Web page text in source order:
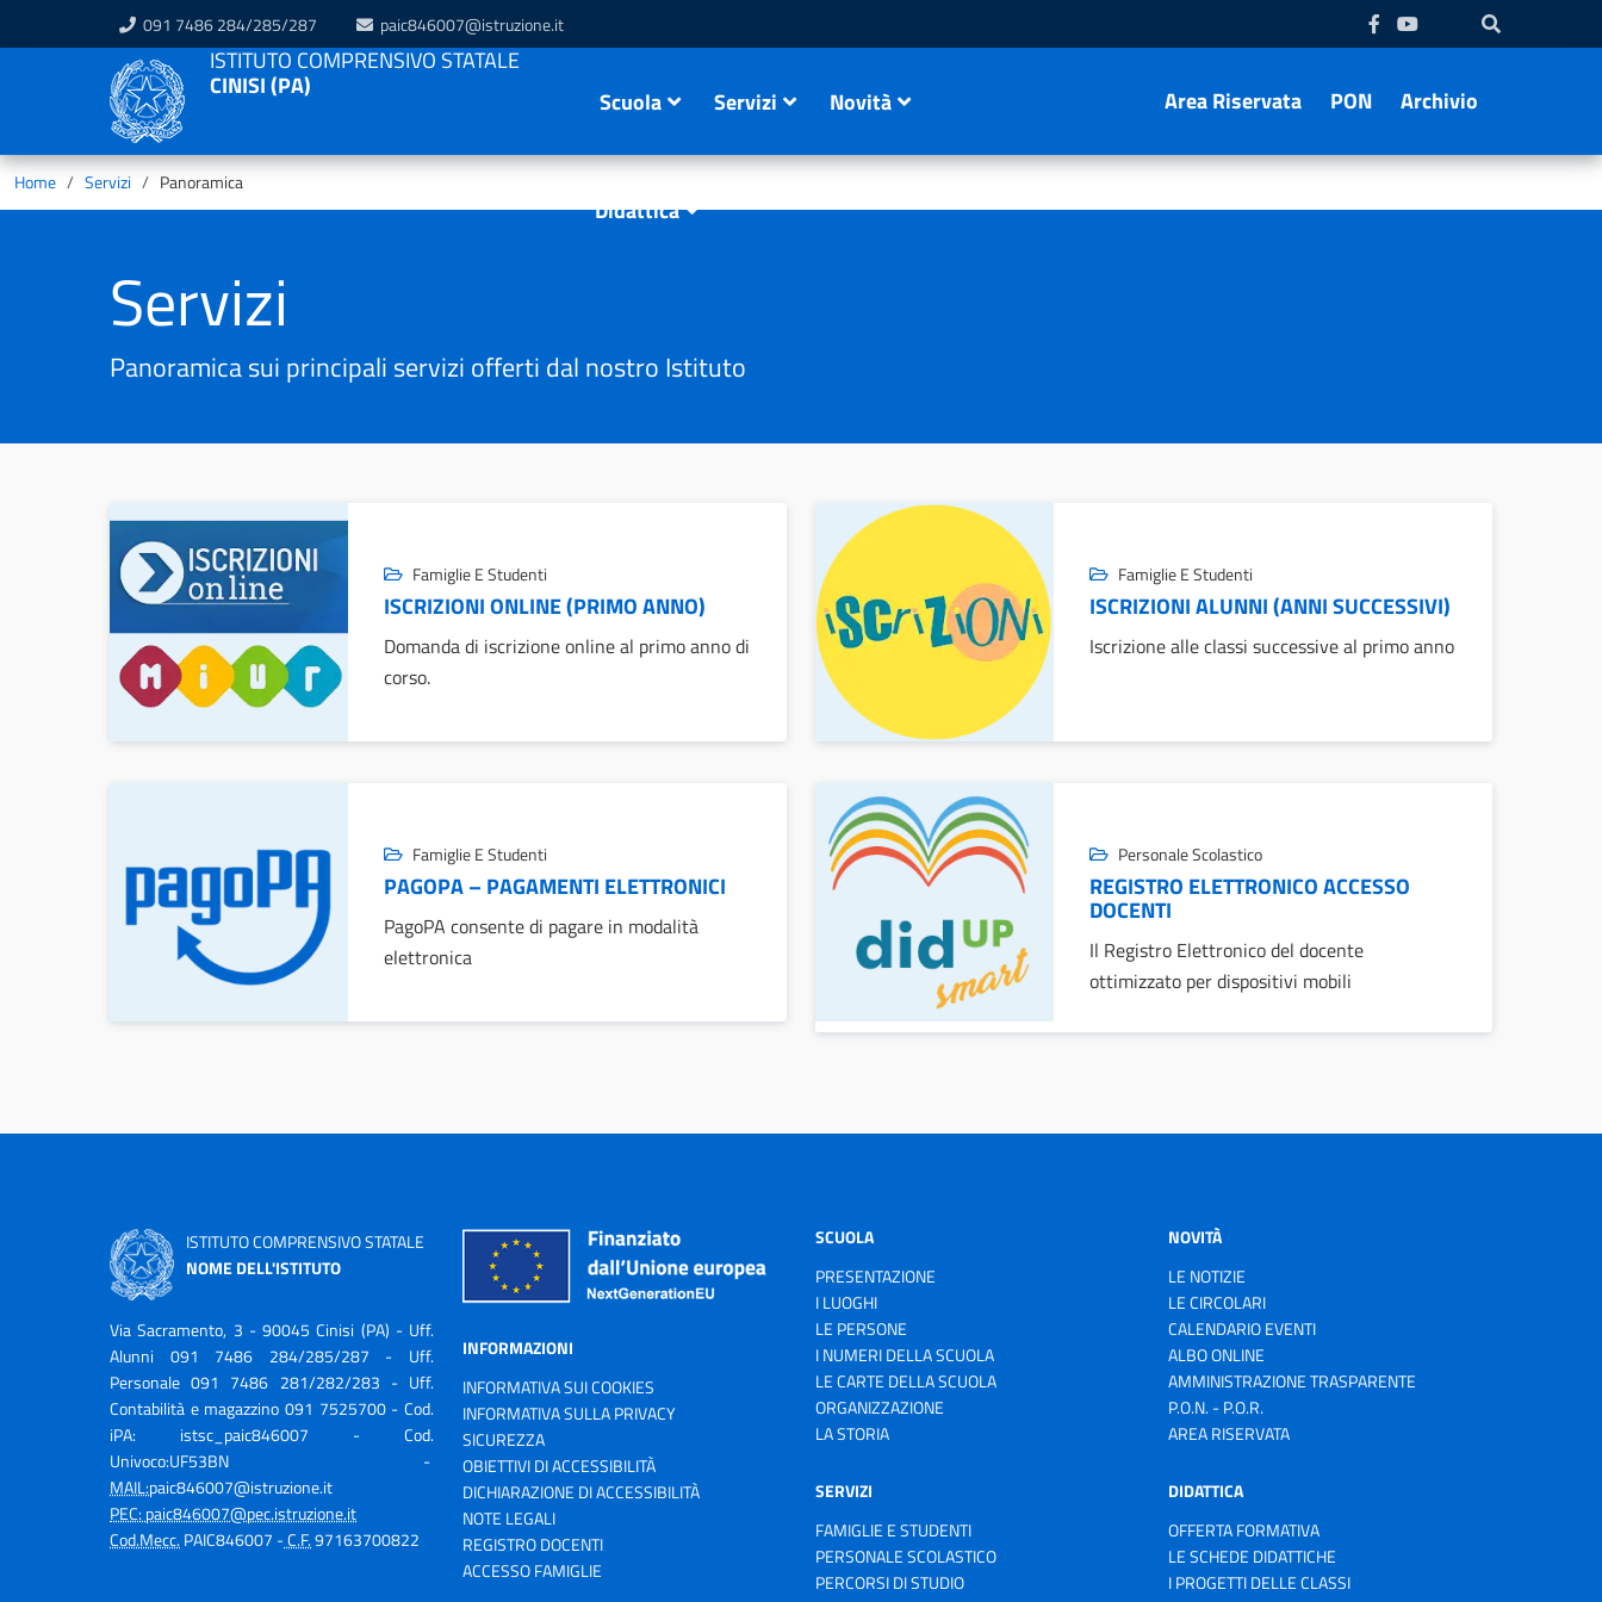
091 7486 284/285/287 paic846007@istruzione.it
ISTITUTO COMPRENSIVO STATALE
CINISI (PA)
Scuola Servizi Novità
Didattica
Area Riservata PON Archivio
Home Servizi Panoramica
Servizi
Panoramica sui principali servizi offerti dal nostro Istituto
Famiglie E Studenti
ISCRIZIONI ONLINE (PRIMO ANNO)
Domanda di iscrizione online al primo anno di
corso.
Famiglie E Studenti
ISCRIZIONI ALUNNI (ANNI SUCCESSIVI)
Iscrizione alle classi successive al primo anno
Famiglie E Studenti
PAGOPA – PAGAMENTI ELETTRONICI
PagoPA consente di pagare in modalità
elettronica
Personale Scolastico
REGISTRO ELETTRONICO ACCESSO
DOCENTI
Il Registro Elettronico del docente
ottimizzato per dispositivi mobili
ISTITUTO COMPRENSIVO STATALE
NOME DELL'ISTITUTO
Via Sacramento, 3 - 90045 Cinisi (PA) - Uff.
Alunni 091 7486 284/285/287 - Uff.
Personale 091 7486 281/282/283 - Uff.
Contabilità e magazzino 091 7525700 - Cod.
iPA: istsc_paic846007 - Cod.
Univoco:UF53BN -
MAIL:paic846007@istruzione.it
PEC:paic846007@pec.istruzione.it
Cod.Mecc.PAIC846007 -C.F.97163700822
INFORMAZIONI
INFORMATIVA SUI COOKIES
INFORMATIVA SULLA PRIVACY
SICUREZZA
OBIETTIVI DI ACCESSIBILITÀ
DICHIARAZIONE DI ACCESSIBILITÀ
NOTE LEGALI
REGISTRO DOCENTI
ACCESSO FAMIGLIE
SCUOLA
PRESENTAZIONE
I LUOGHI
LE PERSONE
I NUMERI DELLA SCUOLA
LE CARTE DELLA SCUOLA
ORGANIZZAZIONE
LA STORIA
SERVIZI
FAMIGLIE E STUDENTI
PERSONALE SCOLASTICO
PERCORSI DI STUDIO
NOVITÀ
LE NOTIZIE
LE CIRCOLARI
CALENDARIO EVENTI
ALBO ONLINE
AMMINISTRAZIONE TRASPARENTE
P.O.N. - P.O.R.
AREA RISERVATA
DIDATTICA
OFFERTA FORMATIVA
LE SCHEDE DIDATTICHE
I PROGETTI DELLE CLASSI